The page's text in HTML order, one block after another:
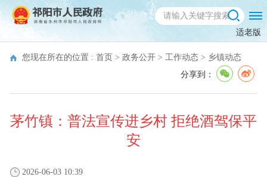
适老版
您现在所在的位置 : 首页 > 政务公开 > 工作动态 > 乡镇动态
分享到：
茅竹镇：普法宣传进乡村 拒绝酒驾保平
安
2026-06-03 10:39